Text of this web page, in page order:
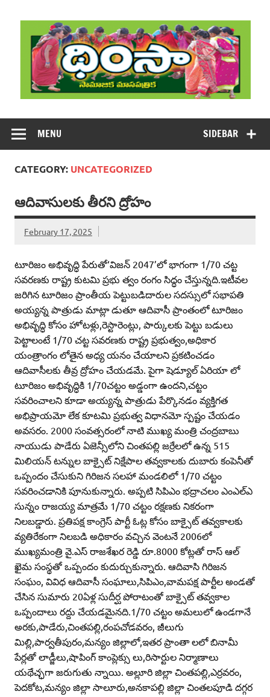
content
DHIMSA
SIDEBAR
MENU
CATEGORY: UNCATEGORIZED
ఆదివాసులకు తీరని ద్రోహం
February 17, 2025
టూరిజం అభివృద్ధి పేరుతో‘విజన్‌ 2047’లో భాగంగా 1/70 చట్ట
సవరణకు రాష్ట్ర కుటమి ప్రభు త్వం రంగం సిద్ధం చేస్తున్నది.ఇటీవల
జరిగిన టూరిజం ప్రాంతీయ పెట్టుబడిదారుల సదస్సులో సభాపతి
అయ్యన్న పాత్రుడు మాట్లా డుతూ ఆదివాసీ ప్రాంతంలో టూరిజం
అభివృద్ధి కోసం హోటళ్లు,రెస్టారెంట్లు, పార్కులకు పెట్టు బడులు
పెట్టాలంటే 1/70 చట్ట సవరణకు రాష్ట్ర ప్రభుత్వం,అధికార
యంత్రాంగం లోతైన అధ్య యనం చేయాలని ప్రకటించడం
ఆదివాసీలకు తీవ్ర ద్రోహం చేయడమే. పైగా షెడ్యూల్‌ ఏరియా లో
టూరిజం అభివృద్ధికి 1/70చట్టం అడ్డంగా ఉందని,చట్టం
సవరించాలని కూడా అయ్యన్న పాత్రుడు పేర్కొనడం వ్యక్తిగత
అభిప్రాయమో లేక కూటమి ప్రభుత్వ విధానమో స్పష్టం చేయడం
అవసరం. 2000 సంవత్సరంలో నాటి ముఖ్య మంత్రి చంద్రబాబు
నాయుడు పాడేరు ఏజెన్సీలోని చింతపల్లి జర్రేలలో ఉన్న 515
మిలియన్‌ టన్నుల బాక్సైట్‌ నిక్షేపాల తవ్వకాలకు దుబారు కంపెనీతో
ఒప్పందం చేసుకుని గిరిజన సలహా మండలిలో 1/70 చట్టం
సవరించడానికి పూనుకున్నారు. అప్పటి సిపిఎం భద్రాచలం ఎంఎల్‌ఎ
సున్నం రాజయ్య మాత్రమే 1/70 చట్టం రక్షణకు నికరంగా
నిలబడ్డారు. ప్రతిపక్ష కాంగ్రెస్‌ పార్టీ ఓట్ల కోసం బాక్సైట్‌ తవ్వకాలకు
వ్యతిరేకంగా నిలబడి అధికారం వచ్చిన వెంటనే 2006లో
ముఖ్యమంత్రి వై.ఎస్‌ రాజశేఖర రెడ్డి రూ.8000 కోట్లతో రాస్‌ ఆల్‌
ఖైమ సంస్థతో ఒప్పందం కుదుర్చుకున్నారు. ఆదివాసి గిరిజన
సంఘం, వివిధ ఆదివాసీ సంఘాలు,సిపిఎం,వామపక్ష పార్టీల అండతో
చేసిన సుమారు 20ఏళ్ల సుదీర్ఘ పోరాటంతో బాక్సైట్‌ తవ్వకాల
ఒప్పందాలు రద్దు చేయడమైనది.1/70 చట్టం అమలులో ఉండగానే
అరకు,పాడేరు,చింతపల్లి,రంపచోడవరం, జీలుగు
మిల్లి,పార్వతీపురం,మన్యం జిల్లాలో,ఇతర ప్రాంతా లలో బినామీ
పేర్లతో లాడ్జీలు,షాపింగ్‌ కాంప్లెక్సు లు,రిసార్టుల నిర్మాణాలు
యథేచ్ఛగా జరుగుతు న్నాయి. అల్లూరి జిల్లా చింతపల్లి,ఎర్రవరం,
పెదకోట,మన్యం జిల్లా సాలూరు,అనకాపల్లి జిల్లా చింతలపూడి దగ్గర